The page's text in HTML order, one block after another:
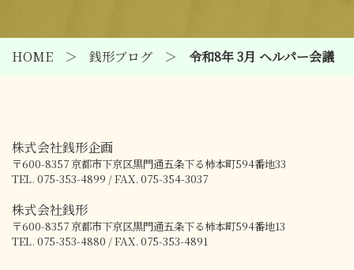
HOME 銭形ブログ 令和8年 3月 ヘルパー会議
株式会社銭形企画
〒600-8357京都市下京区黒門通五条下る柿本町594番地33
TEL. 075-353-4899 / FAX. 075-354-3037
株式会社銭形
〒600-8357京都市下京区黒門通五条下る柿本町594番地13
TEL. 075-353-4880 / FAX. 075-353-4891